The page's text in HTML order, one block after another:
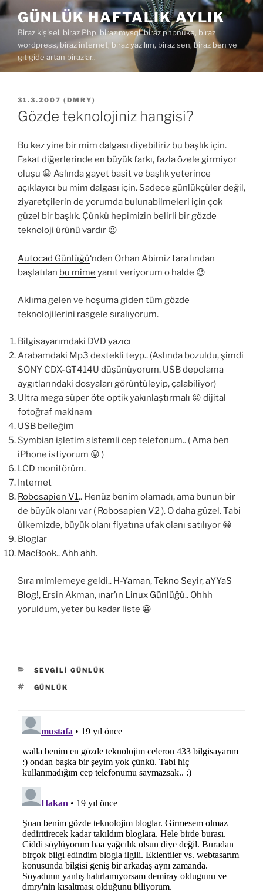
İçeriğe
geç
GÜNLÜK HAFTALIK AYLIK
Biraz kişisel, biraz Php, biraz mysql, biraz phpnuke, biraz
wordpress, biraz internet, biraz yazılım, biraz sen, biraz ben ve
git gide artan birazlar..
YAYIM
TARIHI
31.3.2007 ( DMRY)
Gözde teknolojiniz hangisi?
Bu kez yine bir mim dalgası diyebiliriz bu başlık için.
Fakat diğerlerinde en büyük farkı, fazla özele girmiyor
oluşu 😀 Aslında gayet basit ve başlık yeterince
açıklayıcı bu mim dalgası için. Sadece günlükçüler değil,
ziyaretçilerin de yorumda bulunabilmeleri için çok
güzel bir başlık. Çünkü hepimizin belirli bir gözde
teknoloji ürünü vardır 😉
Autocad Günlüğü‘nden Orhan Abimiz tarafından
başlatılan bu mime yanıt veriyorum o halde 😉
Aklıma gelen ve hoşuma giden tüm gözde
teknolojilerini rasgele sıralıyorum.
Bilgisayarımdaki DVD yazıcı
Arabamdaki Mp3 destekli teyp.. (Aslında bozuldu, şimdi
SONY CDX-GT414U düşünüyorum. USB depolama
aygıtlarındaki dosyaları görüntüleyip, çalabiliyor)
Ultra mega süper öte optik yakınlaştırmalı 😛 dijital
fotoğraf makinam
USB belleğim
Symbian işletim sistemli cep telefonum.. ( Ama ben
iPhone istiyorum 😛 )
LCD monitörüm.
Internet
Robosapien V1.. Henüz benim olamadı, ama bunun bir
de büyük olanı var ( Robosapien V2 ). O daha güzel. Tabi
ülkemizde, büyük olanı fiyatına ufak olanı satılıyor 😀
Bloglar
MacBook.. Ahh ahh.
Sıra mimlemeye geldi.. H-Yaman,Tekno Seyir,aYYaS
Blog!, Ersin Akman, ınar’ın Linux Günlüğü.. Ohhh
yoruldum, yeter bu kadar liste 😀
KATEGORILER
SEVGILI GÜNLÜK
ETIKETLER
GÜNLÜK